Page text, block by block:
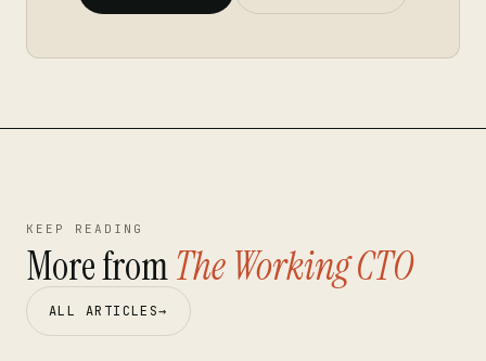
KEEP READING
More fromThe Working CTO
ALL ARTICLES→